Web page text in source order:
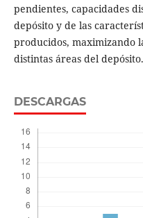
pendientes, capacidades
depósito y de las
producidos, maximizando
distintas áreas del depósito.
DESCARGAS